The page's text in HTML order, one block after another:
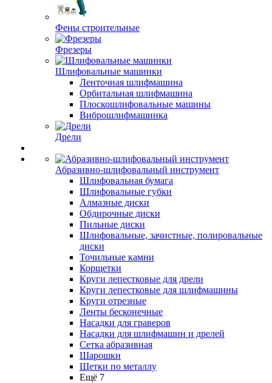
Фены строительные
Фрезеры
Шлифовальные машинки
Ленточная шлифмашина
Орбитальная шлифмашина
Плоскошлифовальные машины
Виброшлифмашинка
Дрели
Абразивно-шлифовальный инструмент
Шлифовальная бумага
Шлифовальные губки
Алмазные диски
Обдирочные диски
Пильные диски
Шлифовальные, зачистные, полировальные
диски
Точильные камни
Корщетки
Круги лепестковые для дрели
Круги лепестковые для шлифмашины
Круги отрезные
Ленты бесконечные
Насадки для граверов
Насадки для шлифмашин и дрелей
Сетка абразивная
Шарошки
Щетки по металлу
Ещё 7